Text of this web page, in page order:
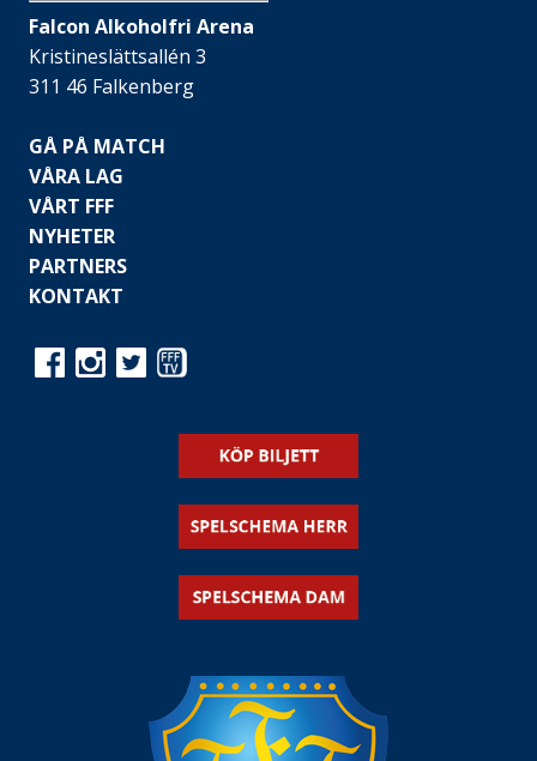
Falcon Alkoholfri Arena
Kristineslättsallén 3
311 46 Falkenberg
GÅ PÅ MATCH
VÅRA LAG
VÅRT FFF
NYHETER
PARTNERS
KONTAKT